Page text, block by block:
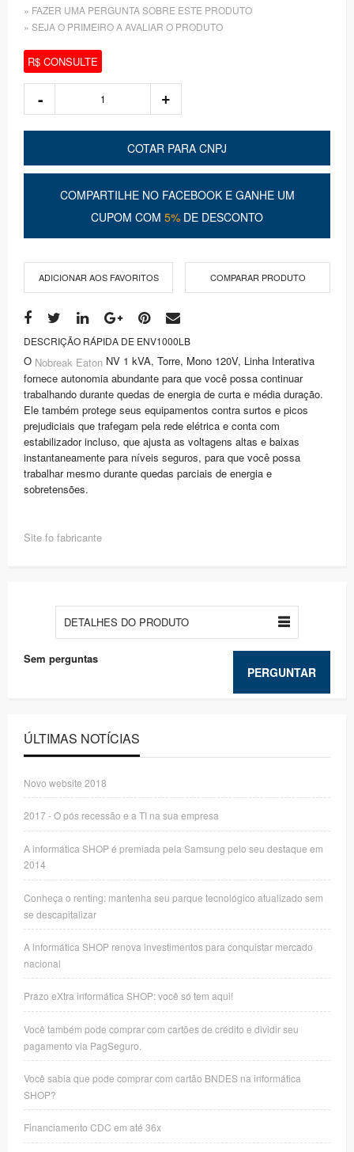
» FAZER UMA PERGUNTA SOBRE ESTE PRODUTO
» SEJA O PRIMEIRO A AVALIAR O PRODUTO
R$ CONSULTE
COTAR PARA CNPJ
COMPARTILHE NO FACEBOOK E GANHE UM
CUPOM COM 5% DE DESCONTO
ADICIONAR AOS FAVORITOS COMPARAR PRODUTO
DESCRIÇÃO RÁPIDA DE ENV1000LB
O Nobreak Eaton NV 1 kVA, Torre, Mono 120V, Linha Interativa
fornece autonomia abundante para que você possa continuar
trabalhando durante quedas de energia de curta e média duração.
Ele também protege seus equipamentos contra surtos e picos
prejudiciais que trafegam pela rede elétrica e conta com
estabilizador incluso, que ajusta as voltagens altas e baixas
instantaneamente para níveis seguros, para que você possa
trabalhar mesmo durante quedas parciais de energia e
sobretensões.
Site fo fabricante
DETALHES DO PRODUTO
PERGUNTAR
Sem perguntas
ÚLTIMAS NOTÍCIAS
Novo website 2018
2017 - O pós recessão e a TI na sua empresa
A informática SHOP é premiada pela Samsung pelo seu destaque em
2014
Conheça o renting: mantenha seu parque tecnológico atualizado sem
se descapitalizar
A informática SHOP renova investimentos para conquistar mercado
nacional
Prazo eXtra informática SHOP: você só tem aqui!
Você também pode comprar com cartões de crédito e dividir seu
pagamento via PagSeguro.
Você sabia que pode comprar com cartão BNDES na informática
SHOP?
Financiamento CDC em até 36x